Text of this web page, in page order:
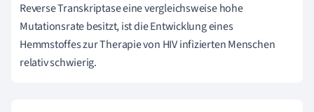
Reverse Transkriptase eine vergleichsweise hohe
Mutationsrate besitzt, ist die Entwicklung eines
Hemmstoffes zur Therapie von HIV infizierten Menschen
relativ schwierig.